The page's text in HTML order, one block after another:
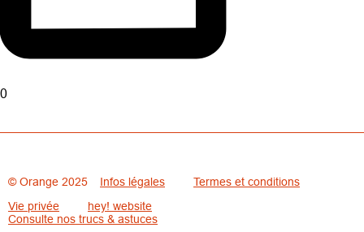
0
© Orange 2025 Infos légales
Termes et conditions
Vie privée
hey! website
Consulte nos trucs & astuces